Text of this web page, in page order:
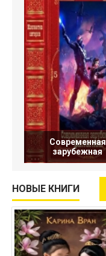
Современная
зарубежная
НОВЫЕ КНИГИ